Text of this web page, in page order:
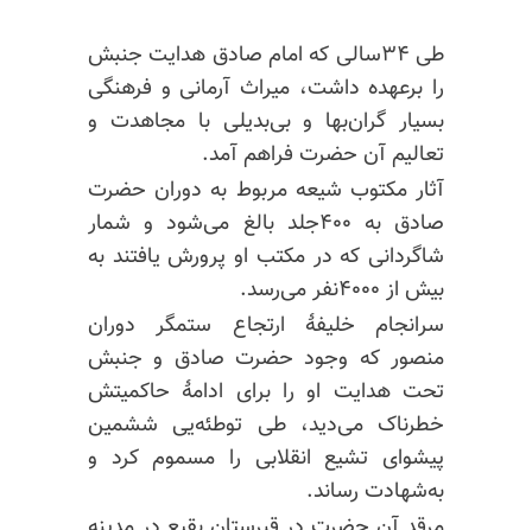
طی ۳۴سالی که امام صادق هدایت جنبش
را برعهده داشت، میراث آرمانی و فرهنگی
بسیار گران‌بها و بی‌بدیلی با مجاهدت و
تعالیم آن حضرت فراهم آمد.
آثار مکتوب شیعه مربوط به دوران حضرت
صادق به ۴۰۰جلد بالغ می‌شود و شمار
شاگردانی که در مکتب او پرورش یافتند به
بیش از ۴۰۰۰نفر می‌رسد.
سرانجام خلیفهٔ ارتجاع ستمگر دوران
منصور که وجود حضرت صادق و جنبش
تحت هدایت او را برای ادامهٔ حاکمیتش
خطرناک می‌دید، طی توطئه‌یی ششمین
پیشوای تشیع انقلابی را مسموم کرد و
به‌شهادت رساند.